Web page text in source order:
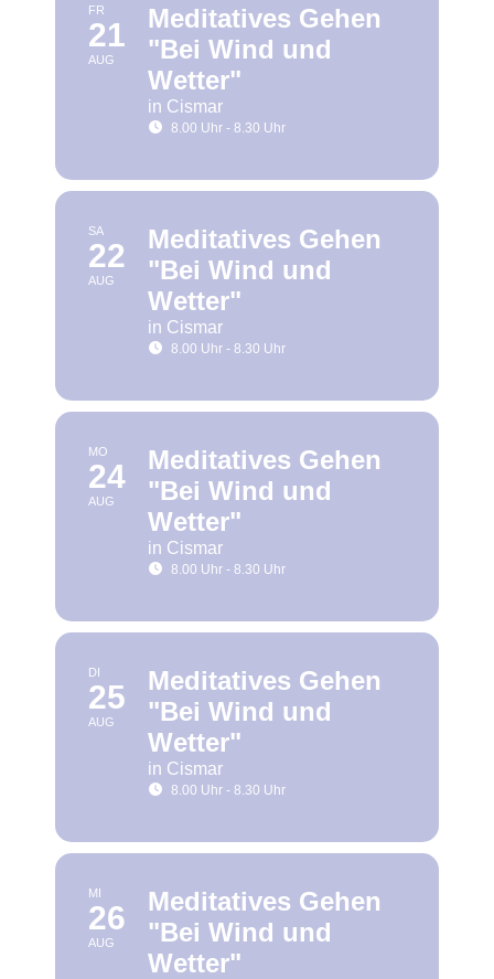
FR
21
AUG
Meditatives Gehen
"Bei Wind und
Wetter"
in Cismar
8.00 Uhr - 8.30 Uhr
SA
22
AUG
Meditatives Gehen
"Bei Wind und
Wetter"
in Cismar
8.00 Uhr - 8.30 Uhr
MO
24
AUG
Meditatives Gehen
"Bei Wind und
Wetter"
in Cismar
8.00 Uhr - 8.30 Uhr
DI
25
AUG
Meditatives Gehen
"Bei Wind und
Wetter"
in Cismar
8.00 Uhr - 8.30 Uhr
MI
26
AUG
Meditatives Gehen
"Bei Wind und
Wetter"